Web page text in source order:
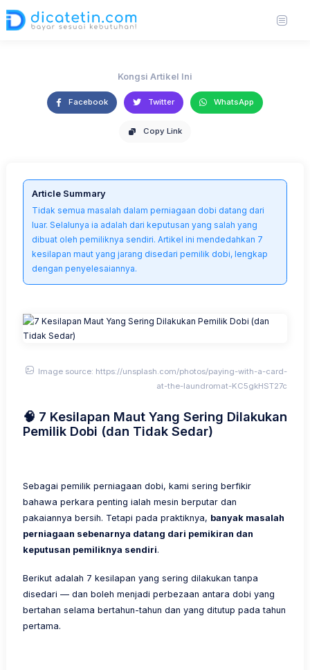
24 Jun 2025 3,635 views
https://unsplash.com/photos/paying-with-a-card-at-the-laundromat-
KC5gkHST27c
Kongsi Artikel Ini
Facebook Twitter WhatsApp
Copy Link
Article Summary
Tidak semua masalah dalam perniagaan dobi datang dari
luar. Selalunya ia adalah dari keputusan yang salah yang
dibuat oleh pemiliknya sendiri. Artikel ini mendedahkan 7
kesilapan maut yang jarang disedari pemilik dobi, lengkap
dengan penyelesaiannya.
Image source: https://unsplash.com/photos/paying-with-a-card-
at-the-laundromat-KC5gkHST27c
🧠 7 Kesilapan Maut Yang Sering Dilakukan
Pemilik Dobi (dan Tidak Sedar)
Sebagai pemilik perniagaan dobi, kami sering berfikir
bahawa perkara penting ialah mesin berputar dan
pakaiannya bersih. Tetapi pada praktiknya, banyak masalah
perniagaan sebenarnya datang dari pemikiran dan
keputusan pemiliknya sendiri.
Berikut adalah 7 kesilapan yang sering dilakukan tanpa
disedari — dan boleh menjadi perbezaan antara dobi yang
bertahan selama bertahun-tahun dan yang ditutup pada tahun
pertama.